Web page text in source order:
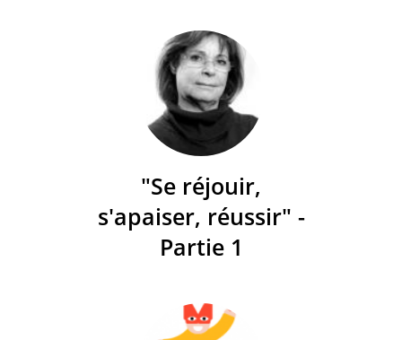
"Se réjouir,
s'apaiser, réussir" -
Partie 1